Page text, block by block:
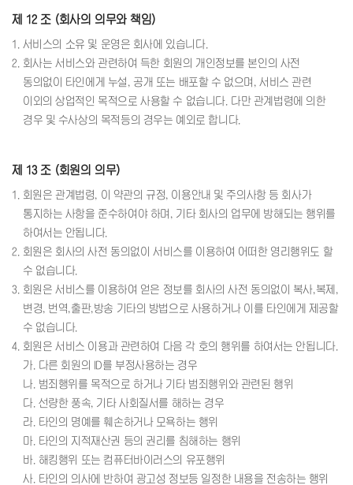
제 12 조 (회사의 의무와 책임)
1. 서비스의 소유 및 운영은 회사에 있습니다.
2. 회사는 서비스와 관련하여 득한 회원의 개인정보를 본인의 사전
동의없이 타인에게 누설, 공개 또는 배포할 수 없으며, 서비스 관련
이외의 상업적인 목적으로 사용할 수 없습니다. 다만 관계법령에 의한
경우 및 수사상의 목적등의 경우는 예외로 합니다.
제 13 조 (회원의 의무)
1. 회원은 관계법령, 이 약관의 규정, 이용안내 및 주의사항 등 회사가
통지하는 사항을 준수하여야 하며, 기타 회사의 업무에 방해되는 행위를
하여서는 안됩니다.
2. 회원은 회사의 사전 동의없이 서비스를 이용하여 어떠한 영리행위도 할
수 없습니다.
3. 회원은 서비스를 이용하여 얻은 정보를 회사의 사전 동의없이 복사,복제,
변경, 번역,출판,방송 기타의 방법으로 사용하거나 이를 타인에게 제공할
수 없습니다.
4. 회원은 서비스 이용과 관련하여 다음 각 호의 행위를 하여서는 안됩니다.
가. 다른 회원의 ID를 부정사용하는 경우
나. 범죄행위를 목적으로 하거나 기타 범죄행위와 관련된 행위
다. 선량한 풍속, 기타 사회질서를 해하는 경우
라. 타인의 명예를 훼손하거나 모욕하는 행위
마. 타인의 지적재산권 등의 권리를 침해하는 행위
바. 해킹행위 또는 컴퓨터바이러스의 유포행위
사. 타인의 의사에 반하여 광고성 정보등 일정한 내용을 전송하는 행위